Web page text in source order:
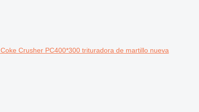
Coke Crusher PC400*300 trituradora de martillo nueva